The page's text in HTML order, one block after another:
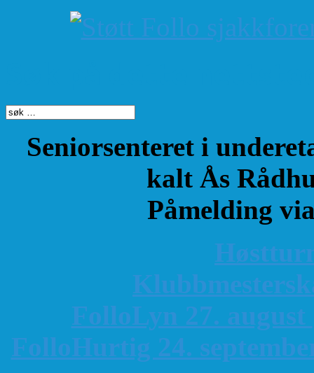
Seniorsenteret i
kalt Ås
Påmelding
K
FolloLyn 27. august
FolloHurtig 24.